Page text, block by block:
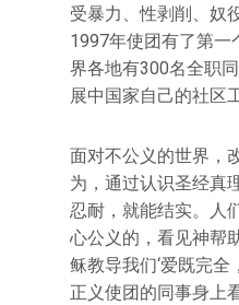
受暴力、性剥削、奴
1997年使团有了第一
界各地有300名全职
展中国家自己的社区
面对不公义的世界，
为，通过认识圣经真
忍耐，就能结实。人
心公义的，看见神帮
稣教导我们‘爱既完全
正义使团的同事身上